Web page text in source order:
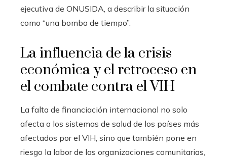
ejecutiva de ONUSIDA, a describir la situación
como “una bomba de tiempo”.
La influencia de la crisis
económica y el retroceso en
el combate contra el VIH
La falta de financiación internacional no solo
afecta a los sistemas de salud de los países más
afectados por el VIH, sino que también pone en
riesgo la labor de las organizaciones comunitarias,